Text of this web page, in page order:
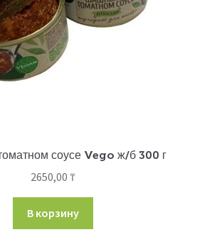
соусе Vego ж/б 300 г
2650,00 ₸
В корзину